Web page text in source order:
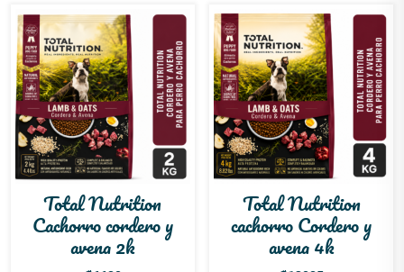
Total Nutrition
Cachorro cordero y
avena 2k
Total Nutrition
cachorro Cordero y
avena 4k